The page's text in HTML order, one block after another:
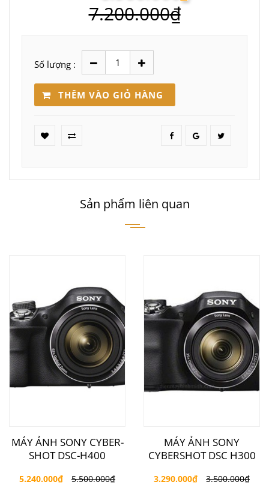
7.200.000₫
Số lượng :
THÊM VÀO GIỎ HÀNG
Sản phẩm liên quan
MÁY ẢNH SONY CYBER-
SHOT DSC-H400
5.240.000₫ 5.500.000₫
MÁY ẢNH SONY
CYBERSHOT DSC H300
3.290.000₫ 3.500.000₫